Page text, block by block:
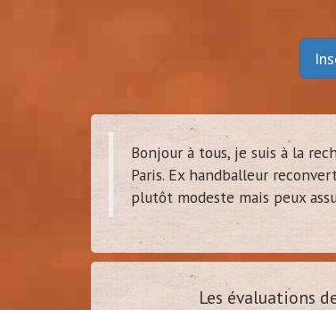
Bonjour à tous, je suis à la
Paris. Ex handballeur
plutôt modeste mais peux
Les évaluations